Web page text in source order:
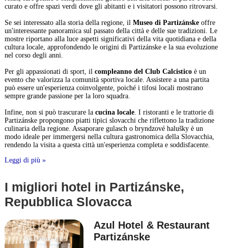
curato e offre spazi verdi dove gli abitanti e i visitatori possono ritrovarsi.
Se sei interessato alla storia della regione, il Museo di Partizánskeoffre
un'interessante panoramica sul passato della città e delle sue tradizioni. Le
mostre riportano alla luce aspetti significativi della vita quotidiana e della
cultura locale, approfondendo le origini di Partizánske e la sua evoluzione
nel corso degli anni.
Per gli appassionati di sport, il compleanno del Club Calcisticoè un
evento che valorizza la comunità sportiva locale. Assistere a una partita
può essere un'esperienza coinvolgente, poiché i tifosi locali mostrano
sempre grande passione per la loro squadra.
Infine, non si può trascurare la cucina locale. I ristoranti e le trattorie di
Partizánske propongono piatti tipici slovacchi che riflettono la tradizione
culinaria della regione. Assaporare gulasch o bryndzové halušky è un
modo ideale per immergersi nella cultura gastronomica della Slovacchia,
rendendo la visita a questa città un'esperienza completa e soddisfacente.
Leggi di più »
I migliori hotel in Partizánske,
Repubblica Slovacca
Azul Hotel & Restaurant
Partizánske